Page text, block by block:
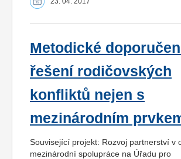
Metodické
řešení rodičovských
konfliktů nejen s
mezinárodním
Související projekt: Rozvoj partnerství v
mezinárodní spolupráce na Úřadu pro